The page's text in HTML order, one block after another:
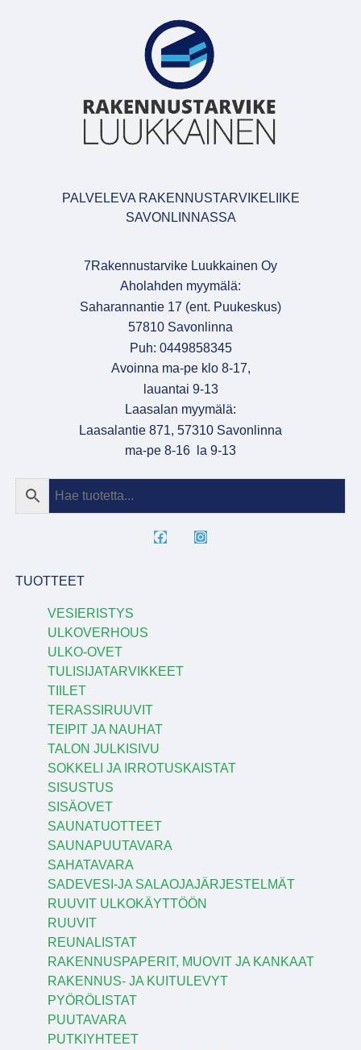
PALVELEVA RAKENNUSTARVIKELIIKE
SAVONLINNASSA
7Rakennustarvike Luukkainen Oy
Aholahden myymälä:
Saharannantie 17 (ent. Puukeskus)
57810 Savonlinna
Puh: 0449858345
Avoinna ma-pe klo 8-17,
lauantai 9-13
Laasalan myymälä:
Laasalantie 871, 57310 Savonlinna
ma-pe 8-16 la 9-13
TUOTTEET
VESIERISTYS
ULKOVERHOUS
ULKO-OVET
TULISIJATARVIKKEET
TIILET
TERASSIRUUVIT
TEIPIT JA NAUHAT
TALON JULKISIVU
SOKKELI JA IRROTUSKAISTAT
SISUSTUS
SISÄOVET
SAUNATUOTTEET
SAUNAPUUTAVARA
SAHATAVARA
SADEVESI-JA SALAOJAJÄRJESTELMÄT
RUUVIT ULKOKÄYTTÖÖN
RUUVIT
REUNALISTAT
RAKENNUSPAPERIT, MUOVIT JA KANKAAT
RAKENNUS- JA KUITULEVYT
PYÖRÖLISTAT
PUUTAVARA
PUTKIYHTEET